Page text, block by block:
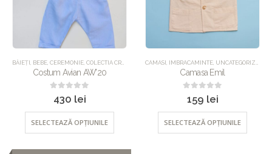
,IMBRACAMINTE,SALOPETE,SETURI,UNCATEGORIZED
CAMASI,IMBRACAMINTE, UNCATEGORIZED
Camasa Emil
out of 5
159lei
SELECTEAZĂ OPȚIUNILE
ACCESORII,IMBRACAMINTE,UNCATEGORIZED
Boneta Charline
out of 5
119lei
SELECTEAZĂ OPȚIUNILE